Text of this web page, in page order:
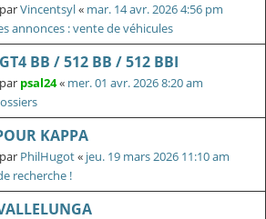
Vincentsyl« mar. 14 avr. 2026 4:56 pm
annonces : vente de véhicules
BB / 512 BB / 512 BBI
psal24« mer. 01 avr. 2026 8:20 am
KAPPA
PhilHugot« jeu. 19 mars 2026 11:10 am
recherche !